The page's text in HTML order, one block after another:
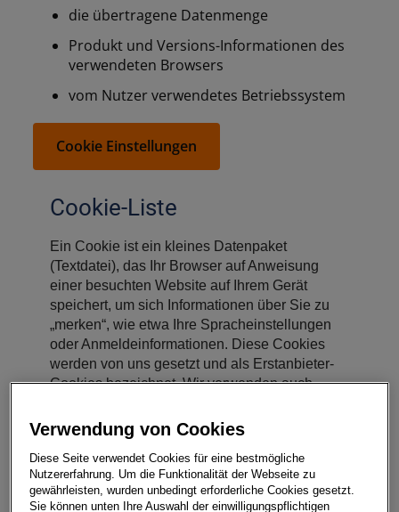
die übertragene Datenmenge
Produkt und Versions-Informationen des
verwendeten Browsers
vom Nutzer verwendetes Betriebssystem
Cookie Einstellungen
Cookie-Liste
Ein Cookie ist ein kleines Datenpaket
(Textdatei), das Ihr Browser auf Anweisung
einer besuchten Website auf Ihrem Gerät
speichert, um sich Informationen über Sie zu
„merken“, wie etwa Ihre Spracheinstellungen
oder Anmeldeinformationen. Diese Cookies
werden von uns gesetzt und als Erstanbieter-
Cookies bezeichnet. Wir verwenden auch
anderen Domäne als die der von Ihnen
besuchten Website stammen. Wie verwenden
diese Cookies zur Unterstützung unserer
Werbe- und Marketingmaßnahmen.
Insbesondere verwenden wir Cookies und
Verwendung von Cookies
Diese Seite verwendet Cookies für eine bestmögliche
Nutzererfahrung. Um die Funktionalität der Webseite zu
gewährleisten, wurden unbedingt erforderliche Cookies gesetzt.
Sie können unten Ihre Auswahl der einwilligungspflichtigen